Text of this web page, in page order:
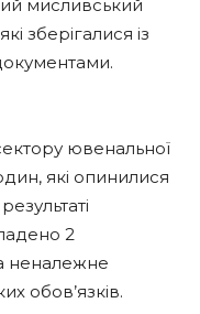
мисливський
зберігалися із
ювенальної
які опинилися
2
неналежне
обов’язків.